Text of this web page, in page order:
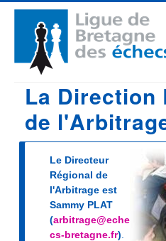
Aller
contenu
principal
Navigation
principale
La Direction
de
Le Directeur
Régional de
l'Arbitrage est
Sammy PLAT
(arbitrage@eche
cs-bretagne.fr)